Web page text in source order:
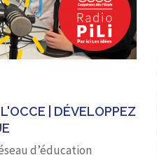
| DÉVELOPPEZ
d’éducation